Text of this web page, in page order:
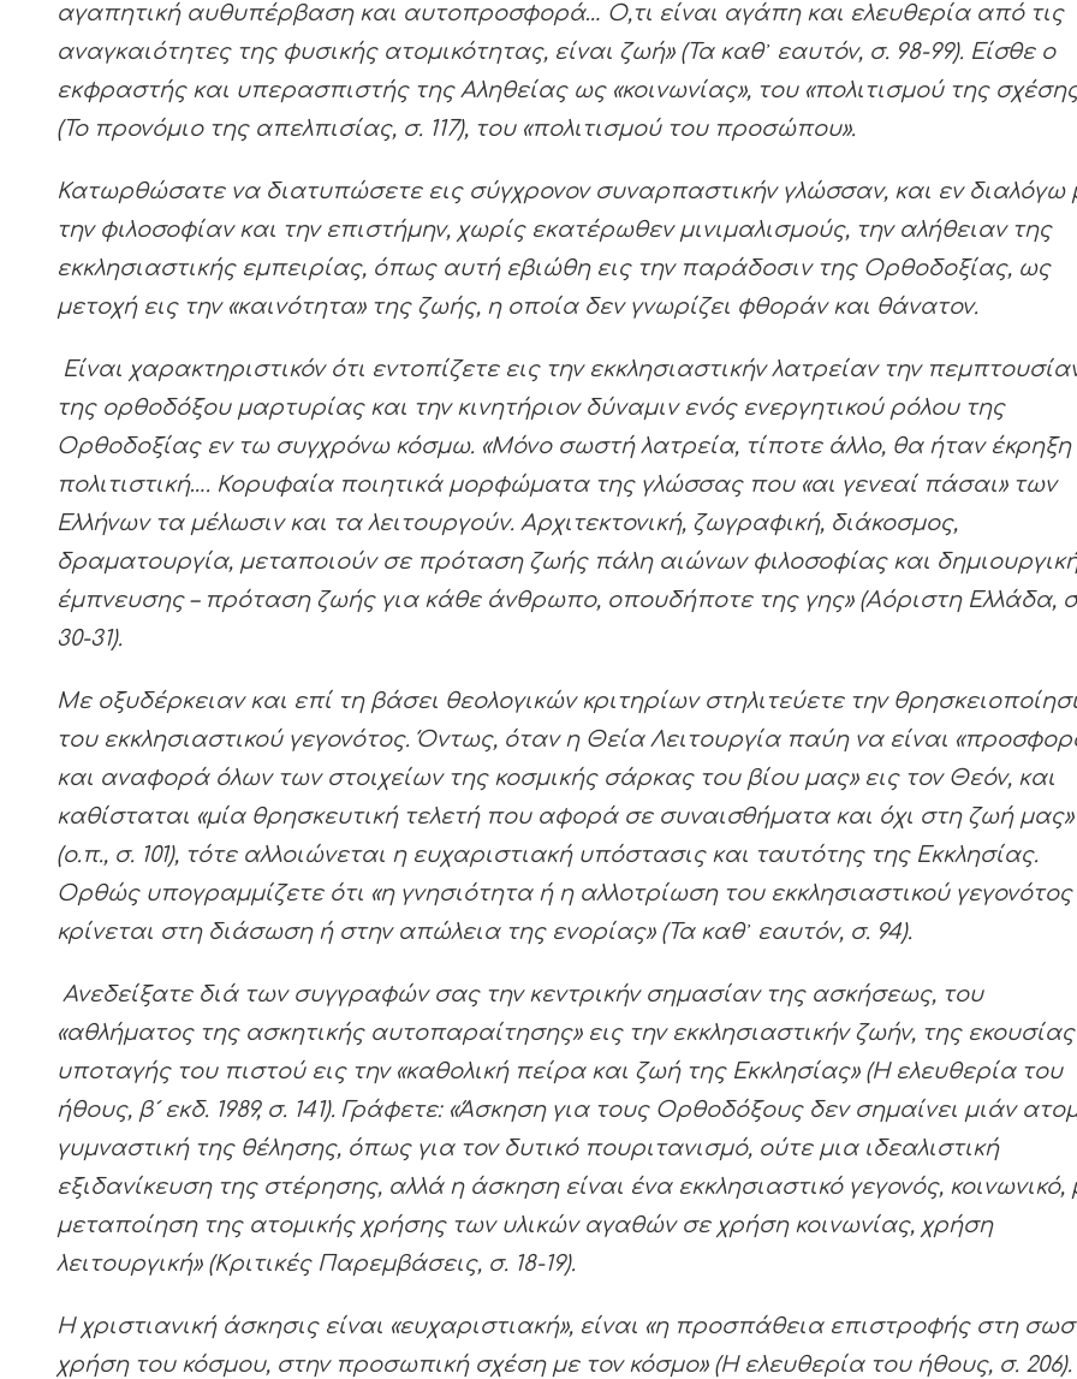
αγαπητική αυθυπέρβαση και αυτοπροσφορά… Ο,τι είναι αγάπη και ελευθερία από τις
αναγκαιότητες της φυσικής ατομικότητας, είναι ζωή» (Τα καθ᾿ εαυτόν, σ. 98-99). Είσθε ο
εκφραστής και υπερασπιστής της Αληθείας ως «κοινωνίας», του «πολιτισμού της
(Το προνόμιο της απελπισίας, σ. 117), του «πολιτισμού του προσώπου».
Κατωρθώσατε να διατυπώσετε εις σύγχρονον συναρπαστικήν γλώσσαν, και εν διαλόγω
την φιλοσοφίαν και την επιστήμην, χωρίς εκατέρωθεν μινιμαλισμούς, την αλήθειαν της
εκκλησιαστικής εμπειρίας, όπως αυτή εβιώθη εις την παράδοσιν της Ορθοδοξίας, ως
μετοχή εις την «καινότητα» της ζωής, η οποία δεν γνωρίζει φθοράν και θάνατον.
Είναι χαρακτηριστικόν ότι εντοπίζετε εις την εκκλησιαστικήν λατρείαν την
της ορθοδόξου μαρτυρίας και την κινητήριον δύναμιν ενός ενεργητικού ρόλου της
Ορθοδοξίας εν τω συγχρόνω κόσμω. «Μόνο σωστή λατρεία, τίποτε άλλο, θα ήταν έκρηξη
πολιτιστική…. Κορυφαία ποιητικά μορφώματα της γλώσσας που «αι γενεαί πάσαι» των
Ελλήνων τα μέλωσιν και τα λειτουργούν. Αρχιτεκτονική, ζωγραφική, διάκοσμος,
δραματουργία, μεταποιούν σε πρόταση ζωής πάλη αιώνων φιλοσοφίας και
έμπνευσης – πρόταση ζωής για κάθε άνθρωπο, οπουδήποτε της γης» (Αόριστη Ελλάδα,
30-31).
Με οξυδέρκειαν και επί τη βάσει θεολογικών κριτηρίων στηλιτεύετε την
του εκκλησιαστικού γεγονότος. Όντως, όταν η Θεία Λειτουργία παύη να είναι
και αναφορά όλων των στοιχείων της κοσμικής σάρκας του βίου μας» εις τον Θεόν, και
καθίσταται «μία θρησκευτική τελετή που αφορά σε συναισθήματα και όχι στη ζωή μας»
(ο.π., σ. 101), τότε αλλοιώνεται η ευχαριστιακή υπόστασις και ταυτότης της Εκκλησίας.
Ορθώς υπογραμμίζετε ότι «η γνησιότητα ή η αλλοτρίωση του εκκλησιαστικού γεγονότος
κρίνεται στη διάσωση ή στην απώλεια της ενορίας» (Τα καθ᾿ εαυτόν, σ. 94).
Ανεδείξατε διά των συγγραφών σας την κεντρικήν σημασίαν της ασκήσεως, του
«αθλήματος της ασκητικής αυτοπαραίτησης» εις την εκκλησιαστικήν ζωήν, της εκουσίας
υποταγής του πιστού εις την «καθολική πείρα και ζωή της Εκκλησίας» (Η ελευθερία του
ήθους, β´ εκδ. 1989, σ. 141). Γράφετε: «Άσκηση για τους Ορθοδόξους δεν σημαίνει μιάν
γυμναστική της θέλησης, όπως για τον δυτικό πουριτανισμό, ούτε μια ιδεαλιστική
εξιδανίκευση της στέρησης, αλλά η άσκηση είναι ένα εκκλησιαστικό γεγονός, κοινωνικό,
μεταποίηση της ατομικής χρήσης των υλικών αγαθών σε χρήση κοινωνίας, χρήση
λειτουργική» (Κριτικές Παρεμβάσεις, σ. 18-19).
Η χριστιανική άσκησις είναι «ευχαριστιακή», είναι «η προσπάθεια επιστροφής στη
χρήση του κόσμου, στην προσωπική σχέση με τον κόσμο» (Η ελευθερία του ήθους, σ. 206).